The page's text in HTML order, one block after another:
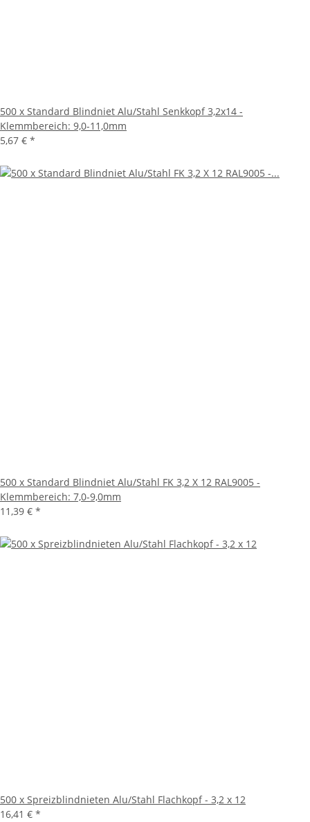
500 x Standard Blindniet Alu/Stahl Senkkopf 3,2x14 -
Klemmbereich: 9,0-11,0mm
5,67 € *
500 x Standard Blindniet Alu/Stahl FK 3,2 X 12 RAL9005 -
Klemmbereich: 7,0-9,0mm
11,39 € *
500 x Spreizblindnieten Alu/Stahl Flachkopf - 3,2 x 12
16,41 € *